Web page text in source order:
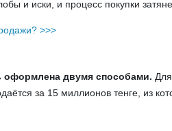
и иски, и процесс покупки
>>>
оформлена двумя способами.
за 15 миллионов тенге, из